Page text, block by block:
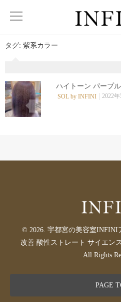
タグ: 紫系カラー
0
ハイトーン パープ
SOL by INFINI 2022年
© 2026. 宇都宮の美容室INFINI
改善 酸性ストレート サイエン
All Rights
PAGE